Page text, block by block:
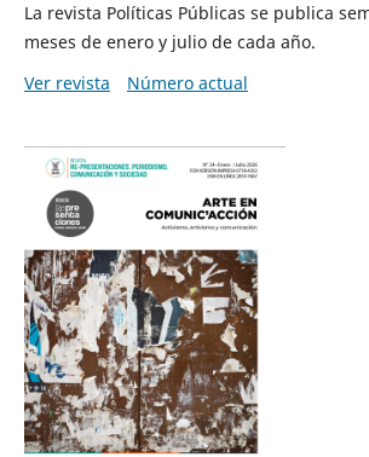
La revista Políticas Públicas se publica
meses de enero y julio de cada año.
Ver revista
Número actual